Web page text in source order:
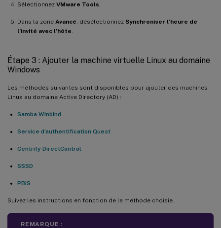
Sélectionnez VMware Tools
Dans la zone Avancé , désélectionnez Synchroniser l’heure de
l’invité avec l’hôte
Étape 3 : Ajouter la machine virtuelle Linux au domaine
Windows
Les méthodes suivantes sont disponibles pour ajouter des machines
Linux au domaine Active Directory (AD) :
Samba Winbind
Service d’authentification Quest
Centrify DirectControl
SSSD
PBIS
Suivez les instructions en fonction de la méthode choisie.
REMARQUE :